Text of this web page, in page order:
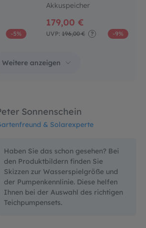
-5%
Akkuspeicher
179,00 €
UVP: 196,00 € ? -9%
Sonnenschein
& Solarexperte
Haben Sie das schon gesehen? Bei
den Produktbildern finden Sie
Skizzen zur Wasserspielgröße und
der Pumpenkennlinie. Diese helfen
Ihnen bei der Auswahl des richtigen
Teichpumpensets.